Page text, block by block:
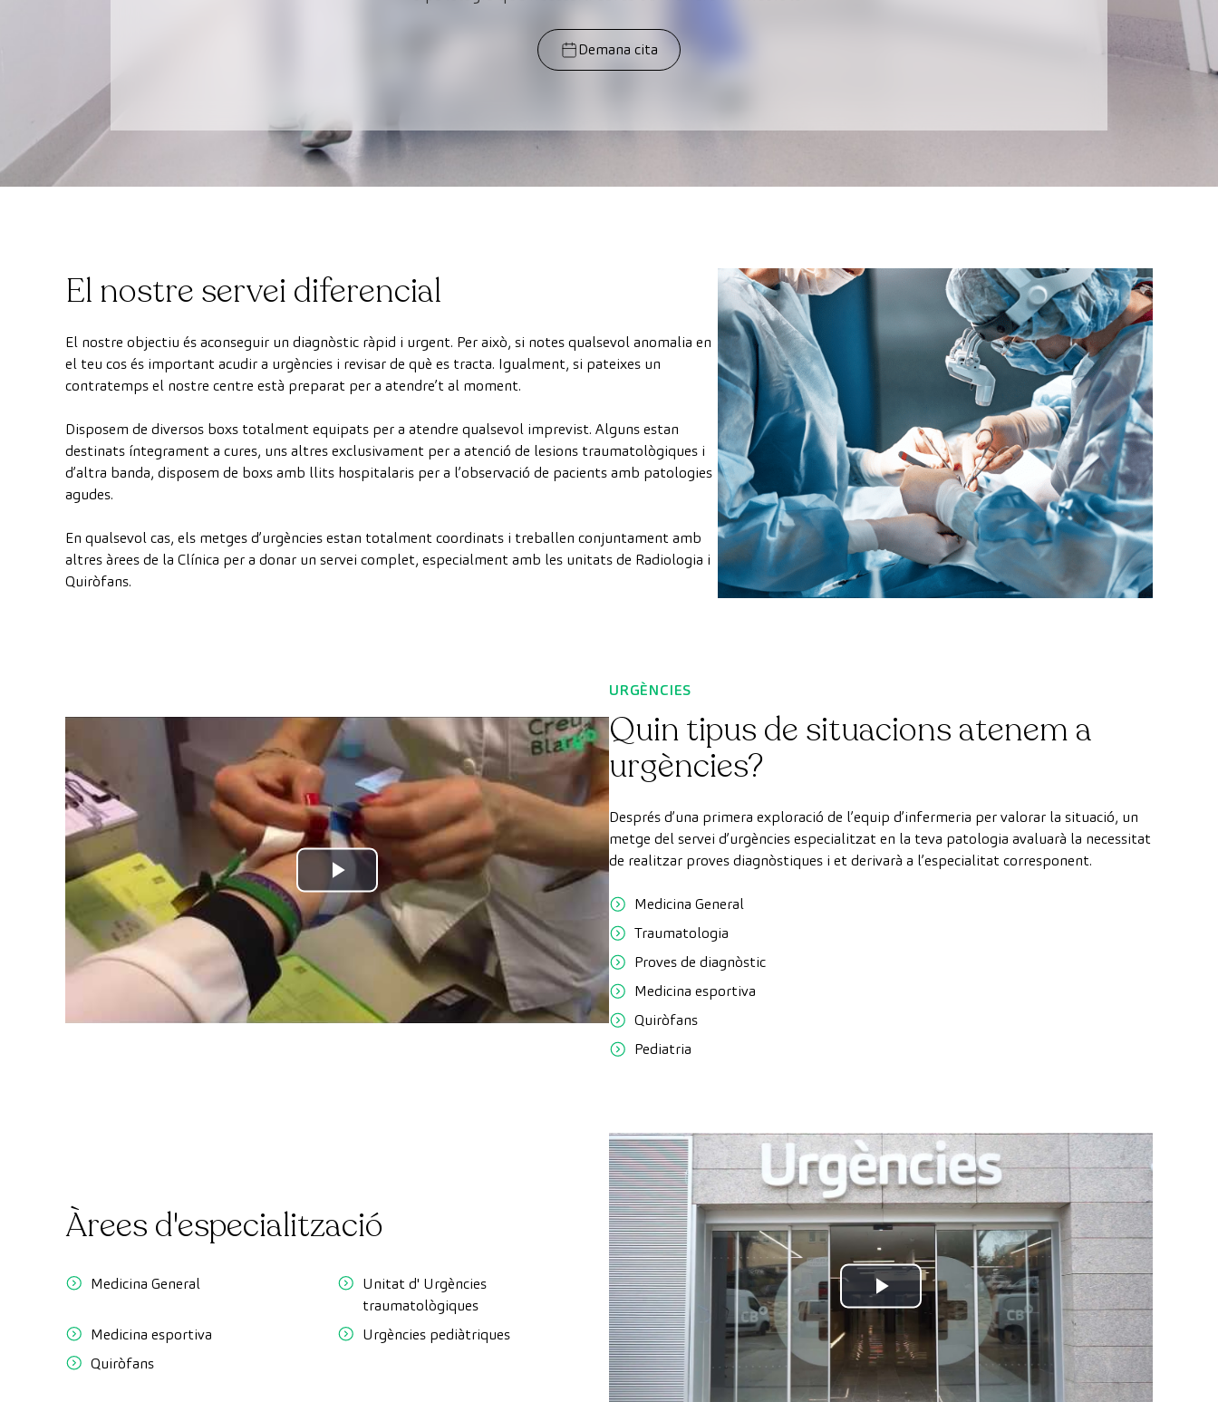
Demana cita
El nostre servei diferencial
El nostre objectiu és aconseguir un diagnòstic ràpid i urgent. Per això, si notes qualsevol anomalia en
el teu cos és important acudir a urgències i revisar de què es tracta. Igualment, si pateixes un
contratemps el nostre centre està preparat per a atendre’t al moment.
Disposem de diversos boxs totalment equipats per a atendre qualsevol imprevist. Alguns estan
destinats íntegrament a cures, uns altres exclusivament per a atenció de lesions traumatològiques i
d’altra banda, disposem de boxs amb llits hospitalaris per a l’observació de pacients amb patologies
agudes.
En qualsevol cas, els metges d’urgències estan totalment coordinats i treballen conjuntament amb
altres àrees de la Clínica per a donar un servei complet, especialment amb les unitats de Radiologia i
Quiròfans.
URGÈNCIES
Quin tipus de situacions atenem a
urgències?
Després d’una primera exploració de l’equip d’infermeria per valorar la situació, un
metge del servei d’urgències especialitzat en la teva patologia avaluarà la necessitat
de realitzar proves diagnòstiques i et derivarà a l’especialitat corresponent.
Medicina General
Traumatologia
Proves de diagnòstic
Medicina esportiva
Quiròfans
Pediatria
Play
Video
Àrees d'especialització
Medicina General
Unitat d' Urgències
traumatològiques
Medicina esportiva
Urgències pediàtriques
Quiròfans
Play
Video